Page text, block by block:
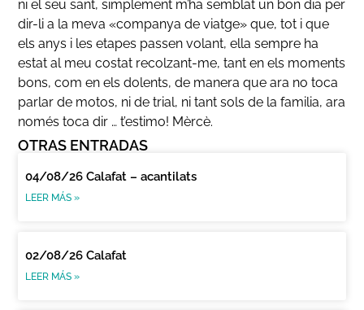
ni el seu sant, simplement m’ha semblat un bon dia per
dir-li a la meva «companya de viatge» que, tot i que
els anys i les etapes passen volant, ella sempre ha
estat al meu costat recolzant-me, tant en els moments
bons, com en els dolents, de manera que ara no toca
parlar de motos, ni de trial, ni tant sols de la familia, ara
només toca dir … t’estimo! Mèrcè.
OTRAS ENTRADAS
04/08/26 Calafat – acantilats
LEER MÁS »
02/08/26 Calafat
LEER MÁS »